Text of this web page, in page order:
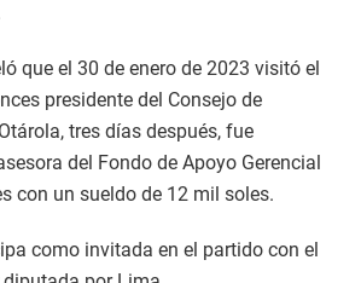
que el 30 de enero de 2023 visitó el
presidente del Consejo de
tres días después, fue
del Fondo de Apoyo Gerencial
con un sueldo de 12 mil soles.
como invitada en el partido con el